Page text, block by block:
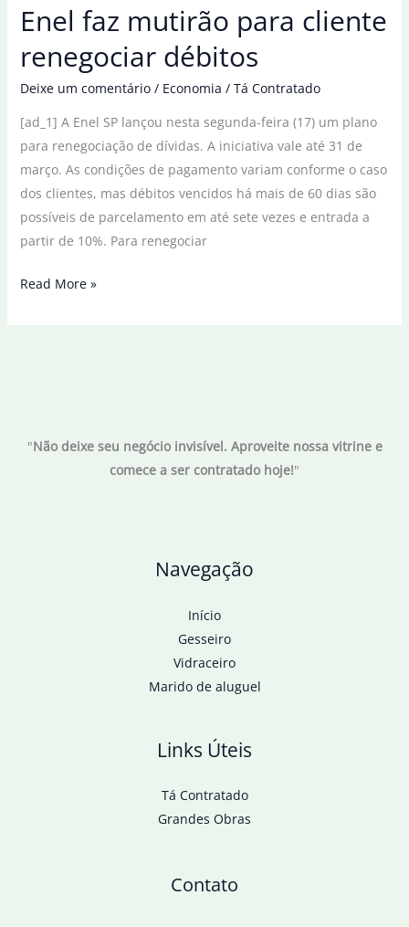
Enel faz mutirão para cliente
renegociar débitos
Deixe um comentário / Economia / Tá Contratado
[ad_1] A Enel SP lançou nesta segunda-feira (17) um plano
para renegociação de dívidas. A iniciativa vale até 31 de
março. As condições de pagamento variam conforme o caso
dos clientes, mas débitos vencidos há mais de 60 dias são
possíveis de parcelamento em até sete vezes e entrada a
partir de 10%. Para renegociar
Enel
Read More »
"Não deixe seu negócio invisível. Aproveite nossa vitrine e
comece a ser contratado hoje!"
Navegação
Início
Gesseiro
Vidraceiro
Marido de aluguel
Links Úteis
Tá Contratado
Grandes Obras
Contato